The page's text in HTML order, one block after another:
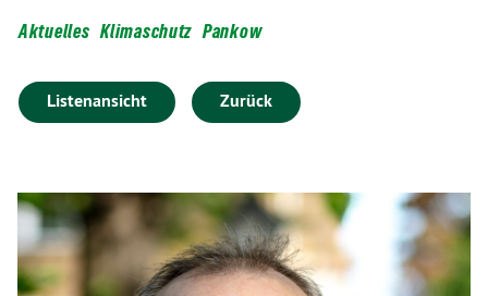
Aktuelles Klimaschutz Pankow
Listenansicht Zurück